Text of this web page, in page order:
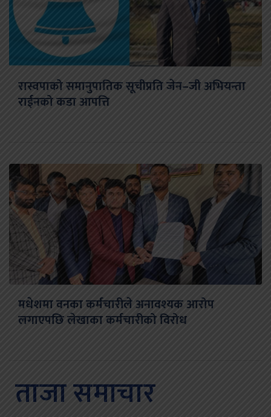
रास्वपाको समानुपातिक सूचीप्रति जेन–जी अभियन्ता
राईनको कडा आपत्ति
मधेशमा वनका कर्मचारीले अनावश्यक आरोप
लगाएपछि लेखाका कर्मचारीको विरोध
ताजा समाचार